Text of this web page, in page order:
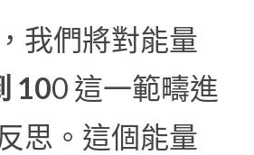
我們將對能量
100 這一範疇進
思。這個能量